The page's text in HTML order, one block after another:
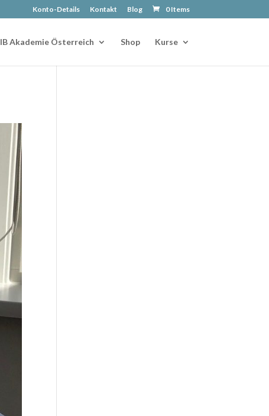
Konto-Details Kontakt Blog 0 Items
IB Akademie Österreich Shop Kurse